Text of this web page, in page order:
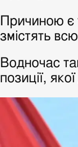
Причиною
змістять
Водночас
позиції,